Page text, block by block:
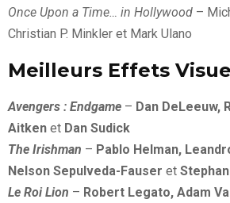
Once Upon a Time… in Hollywood –
Christian P. Minkler et Mark Ulano
Meilleurs Effets
Avengers : Endgame – Dan DeLeeuw,
Aitken et Dan Sudick
The Irishman – Pablo Helman,
Nelson Sepulveda-Fauser et
Le Roi Lion – Robert Legato, Adam